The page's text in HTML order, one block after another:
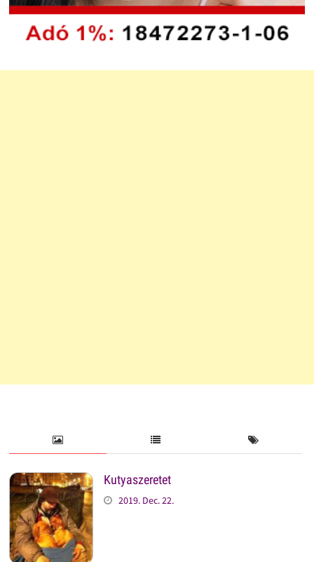
Kutyaszeretet
2019. Dec. 22.